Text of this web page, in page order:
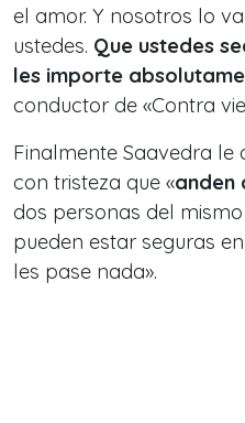
el amor. Y nosotros lo
ustedes. Que ustedes
les importe
conductor de «Contra
Finalmente Saavedra le
con tristeza que «anden
dos personas del
pueden estar seguras
les pase nada».